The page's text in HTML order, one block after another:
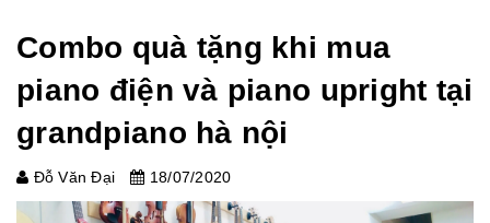
Combo quà tặng khi mua
piano điện và piano upright tại
grandpiano hà nội
Đỗ Văn Đại 18/07/2020